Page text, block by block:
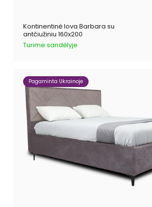
Kontinentinė lova Barbara su
antčiužiniu 160x200
Turime sandėlyje
Pagaminta Ukrainoje